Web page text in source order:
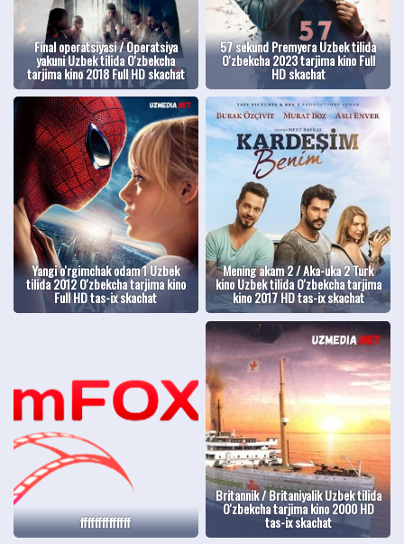
Final operatsiyasi / Operatsiya
yakuni Uzbek tilida O'zbekcha
tarjima kino 2018 Full HD skachat
57 sekund Premyera Uzbek tilida
O'zbekcha 2023 tarjima kino Full
HD skachat
Yangi o'rgimchak odam 1 Uzbek
tilida 2012 O'zbekcha tarjima kino
Full HD tas-ix skachat
Mening akam 2 / Aka-uka 2 Turk
kino Uzbek tilida O'zbekcha tarjima
kino 2017 HD tas-ix skachat
ffffffffffffff
Britannik / Britaniyalik Uzbek tilida
O'zbekcha tarjima kino 2000 HD
tas-ix skachat